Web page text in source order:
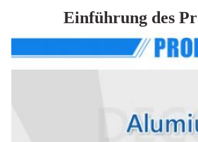
Einführung des